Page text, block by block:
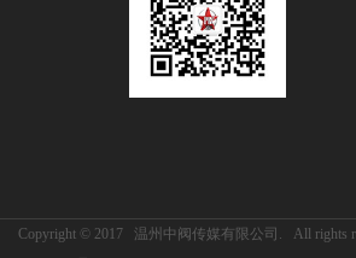
Copyright © 2017 温州中阀传媒有限公司. All rights